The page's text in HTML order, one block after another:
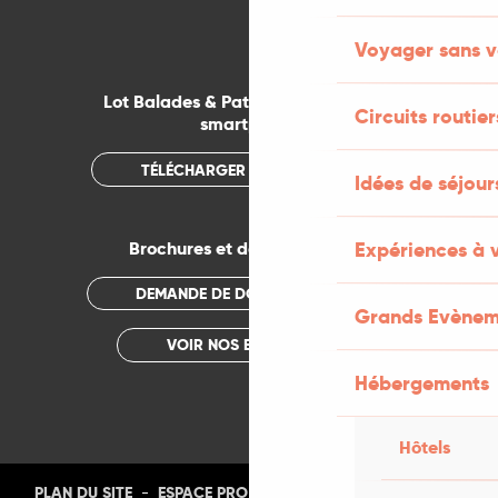
Voyager sans
Circuits
Idées de
Expériences à
Grands
Hébergements
Hôtels
Lot Balades & Patrimoines sur votre
smartphone
TÉLÉCHARGER L'APPLICATION
Brochures et documentations
DEMANDE DE DOCUMENTATION
VOIR NOS BROCHURES
PLAN DU SITE - ESPACE PRO